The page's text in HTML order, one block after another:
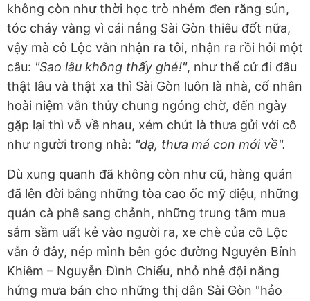
không còn như thời học trò nhẻm đen răng sún,
tóc cháy vàng vì cái nắng Sài Gòn thiêu đốt nữa,
vậy mà cô Lộc vẫn nhận ra tôi, nhận ra rồi hỏi một
câu: "Sao lâu không thấy ghé!", như thể cứ đi đâu
thật lâu và thật xa thì Sài Gòn luôn là nhà, cố nhân
hoài niệm vẫn thủy chung ngóng chờ, đến ngày
gặp lại thì vỗ về nhau, xém chút là thưa gửi với cô
như người trong nhà: "dạ, thưa má con mới về".
Dù xung quanh đã không còn như cũ, hàng quán
đã lên đời bằng những tòa cao ốc mỹ diệu, những
quán cà phê sang chảnh, những trung tâm mua
sắm sầm uất kẻ vào người ra, xe chè của cô Lộc
vẫn ở đây, nép mình bên góc đường Nguyễn Bỉnh
Khiêm – Nguyễn Đình Chiểu, nhỏ nhẻ đội nắng
hứng mưa bán cho những thị dân Sài Gòn "hảo